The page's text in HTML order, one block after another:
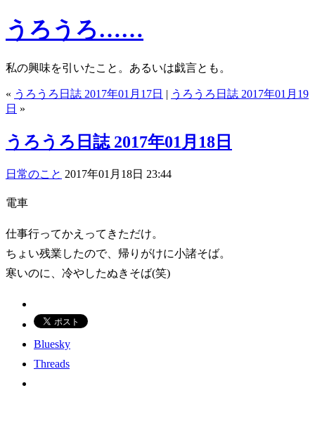
うろうろ……
私の興味を引いたこと。あるいは戯言とも。
« うろうろ日誌 2017年01月17日 | うろうろ日誌 2017年01月19
日 »
うろうろ日誌 2017年01月18日
日常のこと 2017年01月18日 23:44
電車
仕事行ってかえってきただけ。
ちょい残業したので、帰りがけに小諸そば。
寒いのに、冷やしたぬきそば(笑)
Bluesky
Threads